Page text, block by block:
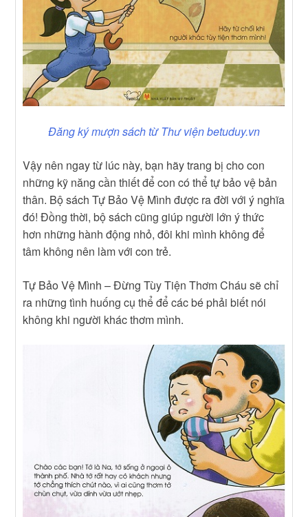
Đăng ký mượn sách từ Thư viện betuduy.vn
Vậy nên ngay từ lúc này, bạn hãy trang bị cho con
những kỹ năng cần thiết để con có thể tự bảo vệ bản
thân. Bộ sách Tự Bảo Vệ Mình được ra đời với ý nghĩa
đó! Đồng thời, bộ sách cũng giúp người lớn ý thức
hơn những hành động nhỏ, đôi khi mình không để
tâm không nên làm với con trẻ.
Tự Bảo Vệ Mình – Đừng Tùy Tiện Thơm Cháu sẽ chỉ
ra những tình huống cụ thể để các bé phải biết nói
không khi người khác thơm mình.